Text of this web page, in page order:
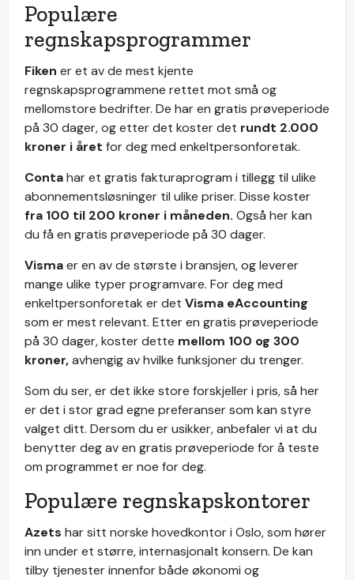
Populære
regnskapsprogrammer
Fiken er et av de mest kjente
regnskapsprogrammene rettet mot små og
mellomstore bedrifter. De har en gratis prøveperiode
på 30 dager, og etter det koster det rundt 2.000
kroner i året for deg med enkeltpersonforetak.
Contahar et gratis fakturaprogram i tillegg til ulike
abonnementsløsninger til ulike priser. Disse koster
fra 100 til 200 kroner i måneden. Også her kan
du få en gratis prøveperiode på 30 dager.
Vismaer en av de største i bransjen, og leverer
mange ulike typer programvare. For deg med
enkeltpersonforetak er det Visma eAccounting
som er mest relevant. Etter en gratis prøveperiode
på 30 dager, koster dette mellom 100 og 300
kroner,avhengig av hvilke funksjoner du trenger.
Som du ser, er det ikke store forskjeller i pris, så her
er det i stor grad egne preferanser som kan styre
valget ditt. Dersom du er usikker, anbefaler vi at du
benytter deg av en gratis prøveperiode for å teste
om programmet er noe for deg.
Populære regnskapskontorer
Azets har sitt norske hovedkontor i Oslo, som hører
inn under et større, internasjonalt konsern. De kan
tilby tjenester innenfor både økonomi og